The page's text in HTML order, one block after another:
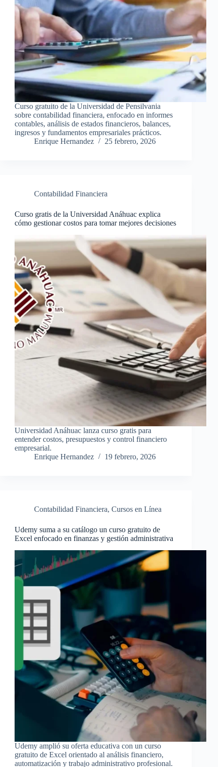
Curso gratuito de la Universidad de Pensilvania
sobre contabilidad financiera, enfocado en informes
contables, análisis de estados financieros, balances,
ingresos y fundamentos empresariales prácticos.
Enrique Hernandez
25 febrero, 2026
Contabilidad Financiera
Curso gratis de la Universidad Anáhuac explica
cómo gestionar costos para tomar mejores decisiones
Universidad Anáhuac lanza curso gratis para
entender costos, presupuestos y control financiero
empresarial.
Enrique Hernandez
19 febrero, 2026
Contabilidad Financiera, Cursos en Línea
Udemy suma a su catálogo un curso gratuito de
Excel enfocado en finanzas y gestión administrativa
Udemy amplió su oferta educativa con un curso
gratuito de Excel orientado al análisis financiero,
automatización y trabajo administrativo profesional.